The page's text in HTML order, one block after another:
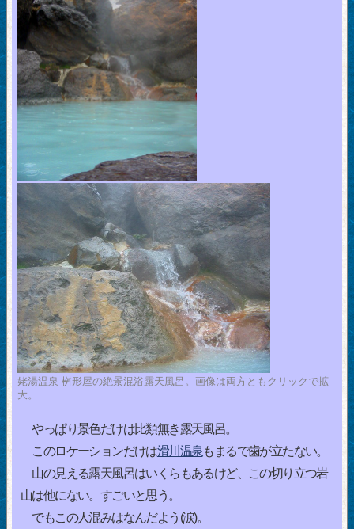
姥湯温泉 桝形屋の絶景混浴露天風呂。画像は両方ともクリックで拡
大。
やっぱり景色だけは比類無き露天風呂。
このロケーションだけは滑川温泉もまるで歯が立たない。
山の見える露天風呂はいくらもあるけど、この切り立つ岩
山は他にない。すごいと思う。
でもこの人混みはなんだよう(涙)。